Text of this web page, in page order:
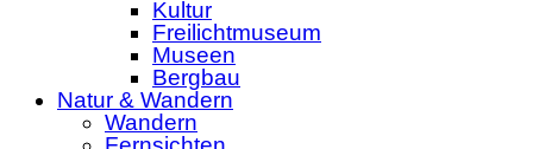
Kultur
Freilichtmuseum
Museen
Bergbau
Natur & Wandern
Wandern